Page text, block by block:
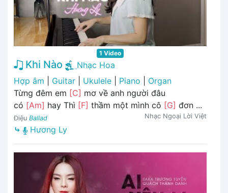
1 Video
Khi Nào
Nhạc Hoa
Hợp âm
Guitar Ukulele Piano
Organ
Từng đêm em [C] mơ về anh người đâu
có [Am] hay Thì [F] thầm một mình cô [G] đơn ...
Điệu Ballad Nhạc Ngoại Lời Việt
⤷ Hương Ly